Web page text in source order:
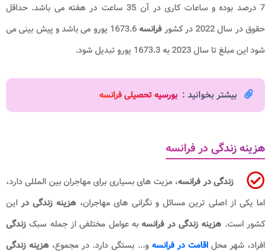
7 درصد بوده و ساعات کاری در آن 35 ساعت در هفته می باشد. حداقل
حقوق در سال 2022 در کشور
فرانسه
1673.6 یورو می باشد و پیش بینی می
شود این مبلغ تا سال 2023 به 1673.3 یورو تبدیل شود.
بیشتر بخوانید : بورسیه تحصیلی فرانسه
هزینه زندگی در فرانسه
زندگی در فرانسه، مزیت های بسیاری برای مهاجران بین المللی دارد،
اما یکی از اصلی ترین مسائل و نگرانی های مهاجران، هزینه زندگی در این
کشور است. هزینه زندگی در فرانسه به عوامل مختلفی از جمله سبک زندگی
افراد، شهر محلاقامت در فرانسه و... بستگی دارد. در مجموع، هزینه زندگی